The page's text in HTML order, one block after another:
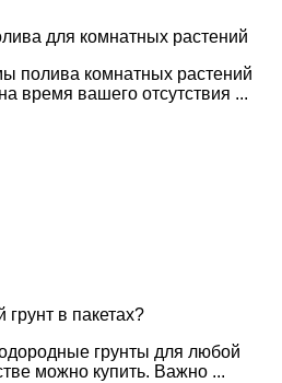
для комнатных растений
полива комнатных растений
время вашего отсутствия ...
грунт в пакетах?
грунты для любой
можно купить. Важно ...